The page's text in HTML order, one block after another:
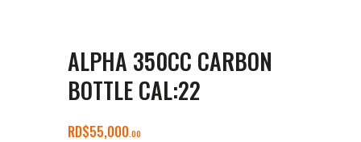
ALPHA 350CC CARBON
BOTTLE CAL:22
RD$55,000 00